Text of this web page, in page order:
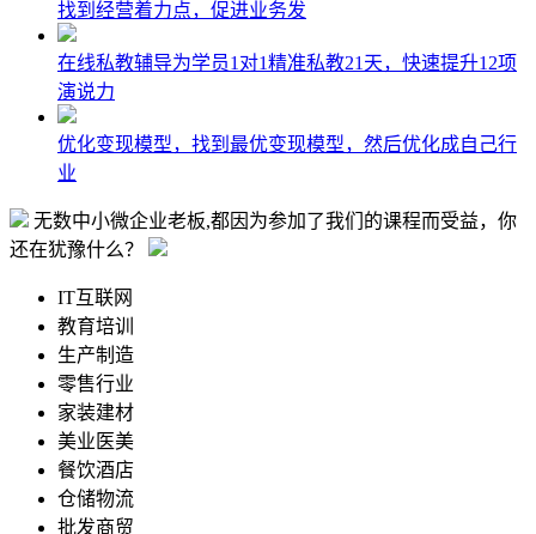
找到经营着力点，促进业务发
在线私教辅导为学员1对1精准私教21天，快速提升12项
演说力
优化变现模型，找到最优变现模型，然后优化成自己行
业
无数中小微企业老板,都因为参加了我们的课程而受益，你
还在犹豫什么？
IT互联网
教育培训
生产制造
零售行业
家装建材
美业医美
餐饮酒店
仓储物流
批发商贸